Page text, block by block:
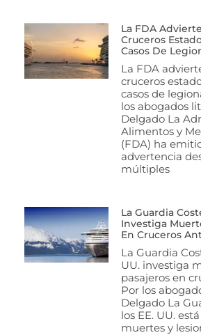
La FDA
Cruceros
Casos De
La FDA
cruceros
casos de
los abogados
Delgado La
Alimentos y
(FDA) ha
advertencia
múltiples
La Guardia
Investiga
En Cruceros
La Guardia
UU. investiga
pasajeros en
Por los
Delgado La
los EE. UU.
muertes y